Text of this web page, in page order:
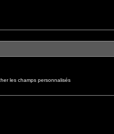
les champs personnalisés